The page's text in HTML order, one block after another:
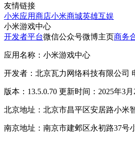
友情链接
小米应用商店小米商城英雄互娱
小米游戏中心
开发者平台微信公众号微博主页商务
应用名称：小米游戏中心
开发者：北京瓦力网络科技有限公司
版本：13.5.0.70 更新时间：2025年3月
北京地址：北京市昌平区安居路小米
南京地址：南京市建邺区永初路37号